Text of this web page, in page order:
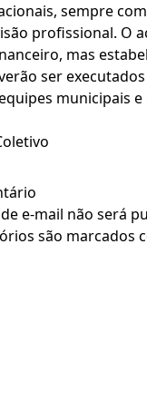
sempre
profissional. O
mas
ser
municipais
e-mail não será
são marcados